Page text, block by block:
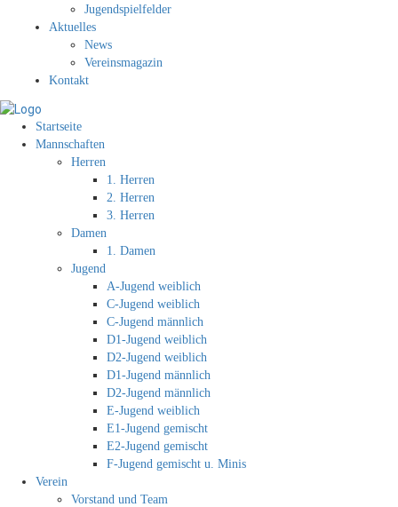
Jugendspielfelder
Aktuelles
News
Vereinsmagazin
Kontakt
Startseite
Mannschaften
Herren
1. Herren
2. Herren
3. Herren
Damen
1. Damen
Jugend
A-Jugend weiblich
C-Jugend weiblich
C-Jugend männlich
D1-Jugend weiblich
D2-Jugend weiblich
D1-Jugend männlich
D2-Jugend männlich
E-Jugend weiblich
E1-Jugend gemischt
E2-Jugend gemischt
F-Jugend gemischt u. Minis
Verein
Vorstand und Team